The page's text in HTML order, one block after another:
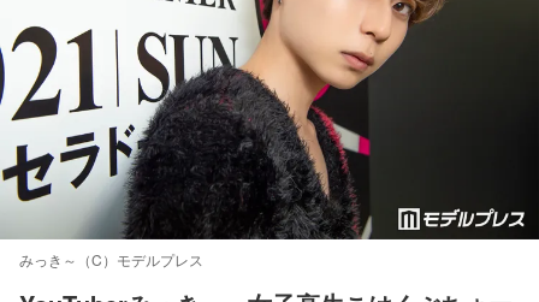
みっき～（C）モデルプレス